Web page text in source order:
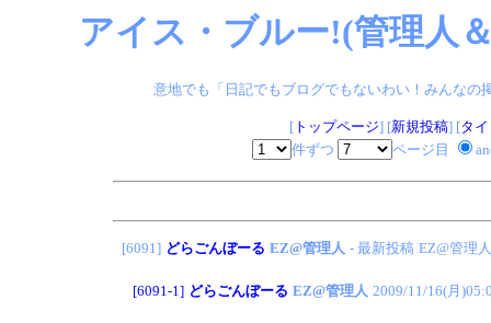
アイス・ブルー!(管理人
意地でも「日記でもブログでもないわい！みんなの
[トップページ] [新規投稿] [タ
件ずつ
ページ目
[6091] どらごんぼーる EZ@管理人 - 最新投稿 EZ@管理人
[6091-1] どらごんぼーる EZ@管理人 2009/11/16(月